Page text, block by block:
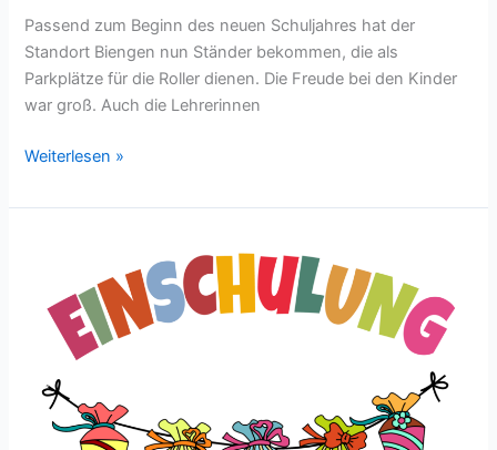
Passend zum Beginn des neuen Schuljahres hat der
Standort Biengen nun Ständer bekommen, die als
Parkplätze für die Roller dienen. Die Freude bei den Kinder
war groß. Auch die Lehrerinnen
Weiterlesen »
neuen
Erstklässler:innen